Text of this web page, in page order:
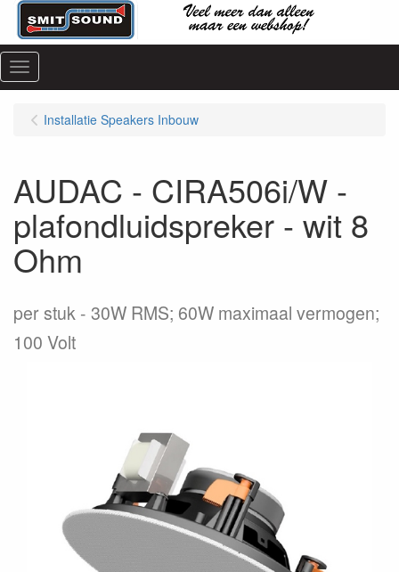
Menu
Installatie Speakers Inbouw
AUDAC - CIRA506i/W -
plafondluidspreker - wit 8
Ohm
per stuk
30W RMS; 60W maximaal vermogen;
100 Volt